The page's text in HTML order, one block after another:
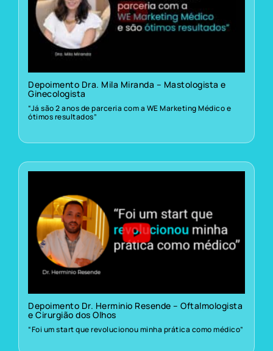
Depoimento Dra. Mila Miranda – Mastologista e
Ginecologista
“Já são 2 anos de parceria com a WE Marketing Médico e
ótimos resultados”
Depoimento Dr. Herminio Resende – Oftalmologista
e Cirurgião dos Olhos
“Foi um start que revolucionou minha prática como médico”